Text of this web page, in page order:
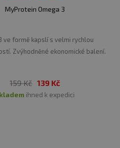
MyProtein Omega 3
ve formě kapslí s velmi rychlou
Zvýhodněné ekonomické balení.
159 Kč 139 Kč
ihned k expedici